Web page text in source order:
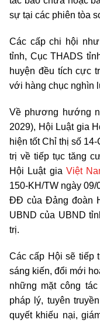
sự tại các phiên tòa
Các cấp chi hội
tỉnh, Cục THADS
huyện đều tích cực
với hàng chục
Về phương hướng
2029), Hội Luật gia
hiện tốt Chỉ thị số
trị về tiếp tục tăng
Hội Luật giaViệt
150-KH/TW ngày
ĐĐ của Đảng đoàn
UBND của UBND
trị.
Các cấp Hội sẽ tiếp
sáng kiến, đổi mới
những mặt công
pháp lý, tuyên
quyết khiếu nại,